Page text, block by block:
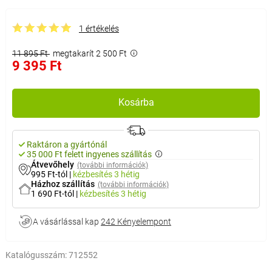
1 értékelés
11 895 Ft megtakarít 2 500 Ft
9 395 Ft
Kosárba
Raktáron a gyártónál
35 000 Ft felett ingyenes szállítás
Átvevőhely (további információk)
995 Ft-tól | kézbesítés3 hétig
Házhoz szállítás (további információk)
1 690 Ft-tól | kézbesítés3 hétig
A vásárlással kap 242 Kényelempont
Katalógusszám:712552